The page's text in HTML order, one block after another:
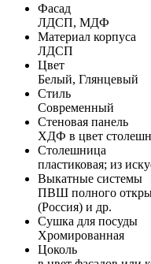
Фасад
ЛДСП, МДФ
Материал корпуса
ЛДСП
Цвет
Белый, Глянцевый
Стиль
Современный
Стеновая панель
ХДФ в цвет
Столешница
пластиковая; из
Выкатные системы
ПВШ полного
(Россия) и др.
Сушка для посуды
Хромированная
Цоколь